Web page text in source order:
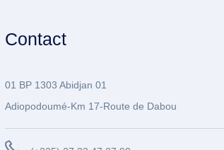
Contact
01 BP 1303 Abidjan 01
Adiopodoumé-Km 17-Route de Dabou